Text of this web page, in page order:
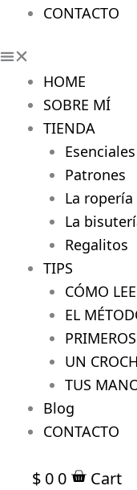
CONTACTO
HOME
SOBRE MÍ
TIENDA
Esenciales
Patrones
La ropería
La
Regalitos
TIPS
CÓMO
EL
UN
TUS
Blog
CONTACTO
$ 0 0 Cart